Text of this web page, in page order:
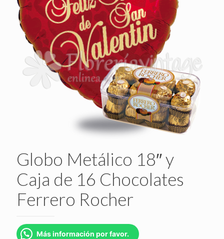
Globo Metálico 18″ y
Caja de 16 Chocolates
Ferrero Rocher
Más información por favor.